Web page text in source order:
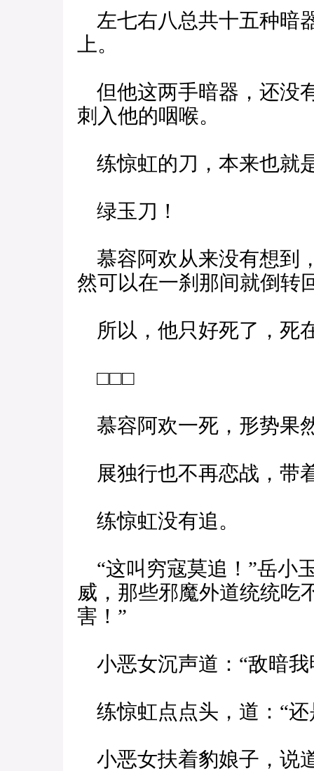
左七右八总共十五种暗
上。
但他这两手暗器，还没
刺入他的咽喉。
练惊虹的刀，本来也就
绿玉刀！
慕容阿欢从来没有想到
然可以在一刹那间就倒转
所以，他只好死了，死
□□□
慕容阿欢一死，形势果
展独行也不再恋战，带
练惊虹没有追。
“这叫穷寇莫追！”岳小
威，那些邪魔外道统统吃
害！”
小恶女沉声道：“敌暗我
练惊虹点点头，道：“还
小恶女扶着豹娘子，说